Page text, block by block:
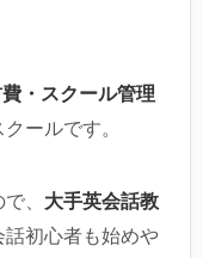
費・スクール管理
ールです。
、 大手英会話教
話初心者も始めや